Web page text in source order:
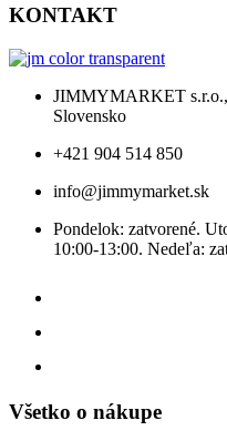
KONTAKT
JIMMYMARKET s.r.o.,
Slovensko
+421 904 514 850
info@jimmymarket.sk
Pondelok: zatvorené.
10:00-13:00. Nedeľa:
Všetko o nákupe